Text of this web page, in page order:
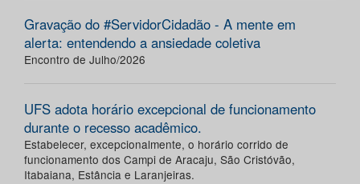
Gravação do #ServidorCidadão - A mente em
alerta: entendendo a ansiedade coletiva
Encontro de Julho/2026
UFS adota horário excepcional de funcionamento
durante o recesso acadêmico.
Estabelecer, excepcionalmente, o horário corrido de
funcionamento dos Campi de Aracaju, São Cristóvão,
Itabaiana, Estância e Laranjeiras.